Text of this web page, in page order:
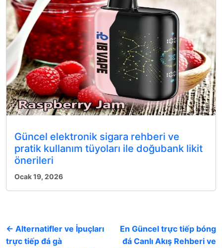
Güncel elektronik sigara rehberi ve
pratik kullanım tüyoları ile doğubank likit
önerileri
Ocak 19, 2026
← Alternatifler ve İpuçları
trực tiếp đá gà
En Güncel trực tiếp bóng
đá Canlı Akış Rehberi ve